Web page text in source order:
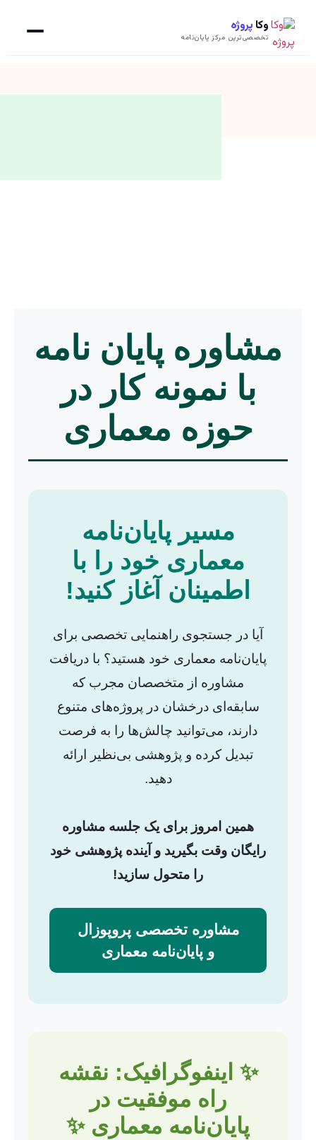
وکا پروژه
تخصصی‌ترین مرکز پایان‌نامه
مشاوره پایان نامه
با نمونه کار در
حوزه معماری
مسیر پایان‌نامه
معماری خود را با
اطمینان آغاز کنید!
آیا در جستجوی راهنمایی تخصصی برای
پایان‌نامه معماری خود هستید؟ با دریافت
مشاوره از متخصصان مجرب که
سابقه‌ای درخشان در پروژه‌های متنوع
دارند، می‌توانید چالش‌ها را به فرصت
تبدیل کرده و پژوهشی بی‌نظیر ارائه
دهید.
همین امروز برای یک جلسه مشاوره
رایگان وقت بگیرید و آینده پژوهشی خود
را متحول سازید!
مشاوره تخصصی پروپوزال
و پایان‌نامه معماری
✨ اینفوگرافیک: نقشه
راه موفقیت در
پایان‌نامه معماری ✨